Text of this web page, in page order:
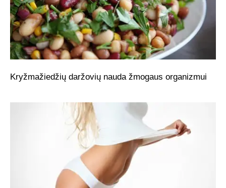
Kryžmažiedžių daržovių nauda žmogaus organizmui